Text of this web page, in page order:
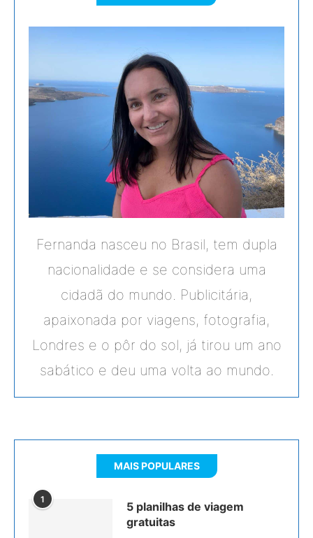
Fernanda nasceu no Brasil, tem dupla
nacionalidade e se considera uma
cidadã do mundo. Publicitária,
apaixonada por viagens, fotografia,
Londres e o pôr do sol, já tirou um ano
sabático e deu uma volta ao mundo.
MAIS POPULARES
1
5 planilhas de viagem
gratuitas